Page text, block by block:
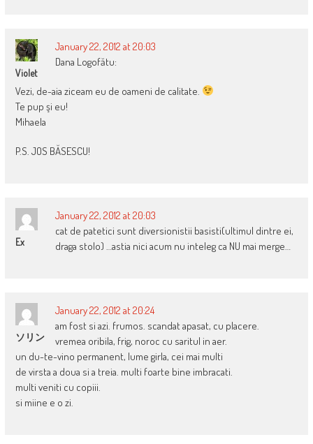
Violet
January 22, 2012 at 20:03
Dana Logofătu:
Vezi, de-aia ziceam eu de oameni de calitate.
Te pup şi eu!
Mihaela
P.S. JOS BĂSESCU!
Ex
January 22, 2012 at 20:03
cat de patetici sunt diversionistii basisti(ultimul dintre ei,
draga stolo) …astia nici acum nu inteleg ca NU mai merge…
ソリン
January 22, 2012 at 20:24
am fost si azi. frumos. scandat apasat, cu placere.
vremea oribila, frig, noroc cu saritul in aer.
un du-te-vino permanent, lume girla, cei mai multi
de virsta a doua si a treia. multi foarte bine imbracati.
multi veniti cu copiii.
si miine e o zi.